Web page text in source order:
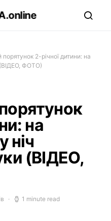
2-річної дитини: на
(ВІДЕО, ФОТО)
на
ніч
(ВІДЕО,
1 minute read